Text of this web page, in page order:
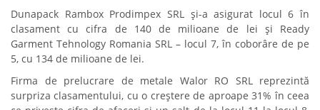
Dunapack Rambox Prodimpex SRL și-a asigurat locul 6 în
clasament cu cifra de 140 de milioane de lei și Ready
Garment Tehnology Romania SRL – locul 7, în coborâre de pe
5, cu 134 de milioane de lei.
Firma de prelucrare de metale Walor RO SRL reprezintă
surpriza clasamentului, cu o creștere de aproape 31% în ceea